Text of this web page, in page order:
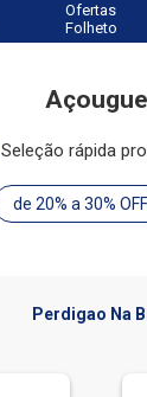
Ofertas
Folheto
Açougue
Seleção rápida
de 20% a 30% OFF
Perdigao Na